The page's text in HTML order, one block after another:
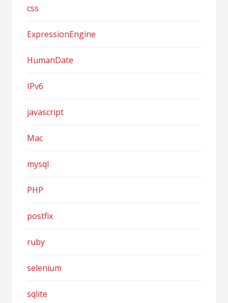
css
ExpressionEngine
HumanDate
IPv6
javascript
Mac
mysql
PHP
postfix
ruby
selenium
sqlite